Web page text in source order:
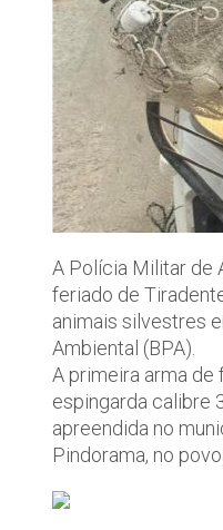
A Polícia Militar de
feriado de
animais silvestres
Ambiental (BPA).
A primeira arma de
espingarda calibre
apreendida no
Pindorama, no